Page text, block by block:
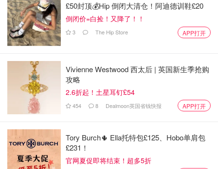
3⃣️混合蛋黄和蛋白糊，轻轻的倒入方形烤盘，震出大气
泡，送入预热好的烤箱302度烤30分钟
🥕
内馅
食材：芒果，奶油200克，糖粉15克
£50封顶💰Hip 倒闭大清仓！阿迪德训鞋£20
倒闭价=白捡！又降了！！
3 The Hip Store APP打开
Vivienne Westwood 西太后 | 英国新生季抢购
攻略
2.6折起！土星耳钉£54
454 8 Dealmoon英国省钱快报 APP打开
Tory Burch🌵 Ella托特包£125、Hobo单肩包
£231！
官网夏促即将结束！超多5折